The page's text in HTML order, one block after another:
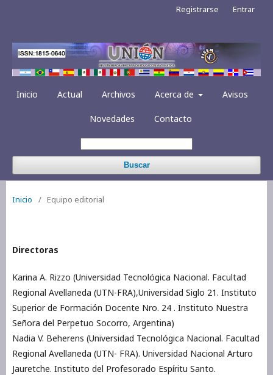
Inicio Actual Archivos Acerca de Avisos
Novedades Contacto
Buscar
Registrarse Entrar
Inicio / Equipo editorial
Directoras
Karina A. Rizzo (Universidad Tecnológica Nacional. Facultad
Regional Avellaneda (UTN-FRA),Universidad Siglo 21. Instituto
Superior de Formación Docente Nro. 24 . Instituto Nuestra
Señora del Perpetuo Socorro, Argentina)
Nadia V. Beherens (Universidad Tecnológica Nacional. Facultad
Regional Avellaneda (UTN- FRA). Universidad Nacional Arturo
Jauretche. Instituto del Profesorado Espíritu Santo.